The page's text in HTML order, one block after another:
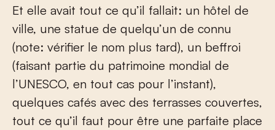
Et elle avait tout ce qu’il fallait: un hôtel de
ville, une statue de quelqu’un de connu
(note: vérifier le nom plus tard), un beffroi
(faisant partie du patrimoine mondial de
l’UNESCO, en tout cas pour l’instant),
quelques cafés avec des terrasses couvertes,
tout ce qu’il faut pour être une parfaite place